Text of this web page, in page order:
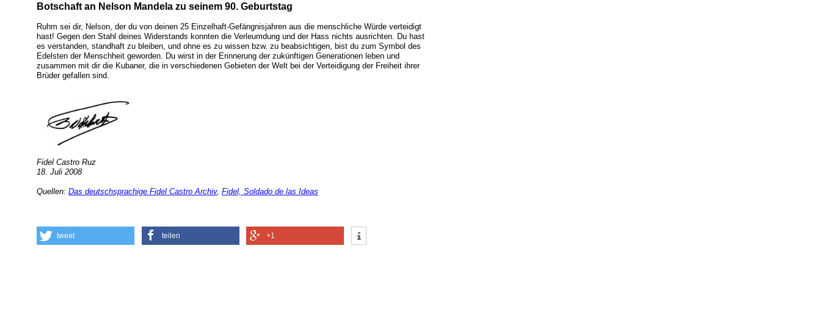
Botschaft an Nelson Mandela zu seinem 90. Geburtstag
Ruhm sei dir, Nelson, der du von deinen 25 Einzelhaft-Gefängnisjahren aus die menschliche Würde verteidigt
hast! Gegen den Stahl deines Widerstands konnten die Verleumdung und der Hass nichts ausrichten. Du hast
es verstanden, standhaft zu bleiben, und ohne es zu wissen bzw. zu beabsichtigen, bist du zum Symbol des
Edelsten der Menschheit geworden. Du wirst in der Erinnerung der zukünftigen Generationen leben und
zusammen mit dir die Kubaner, die in verschiedenen Gebieten der Welt bei der Verteidigung der Freiheit ihrer
Brüder gefallen sind.
Fidel Castro Ruz
18. Juli 2008
Quellen: Das deutschsprachige Fidel Castro Archiv, Fidel, Soldado de las Ideas
tweet teilen +1